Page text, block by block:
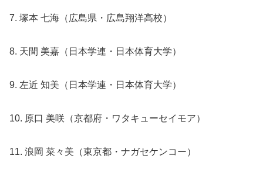
7. 塚本 七海（広島県・広島翔洋高校）
8. 天間 美嘉（日本学連・日本体育大学）
9. 左近 知美（日本学連・日本体育大学）
10. 原口 美咲（京都府・ワタキューセイモア）
11. 浪岡 菜々美（東京都・ナガセケンコー）